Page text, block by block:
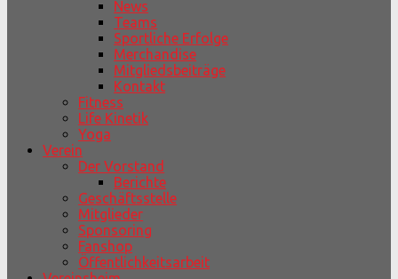
News
Teams
Sportliche Erfolge
Merchandise
Mitgliedsbeiträge
Kontakt
Fitness
Life Kinetik
Yoga
Verein
Der Vorstand
Berichte
Geschäftsstelle
Mitglieder
Sponsoring
Fanshop
Öffentlichkeitsarbeit